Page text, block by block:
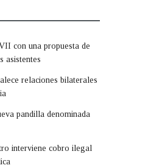
con una propuesta de
asistentes
relaciones bilaterales
pandilla denominada
interviene cobro ilegal